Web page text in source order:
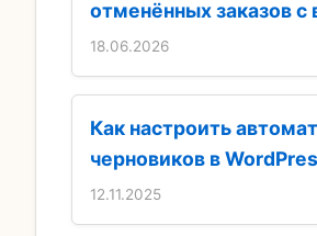
отменённых заказов с
18.06.2026
Как настроить
черновиков в
12.11.2025